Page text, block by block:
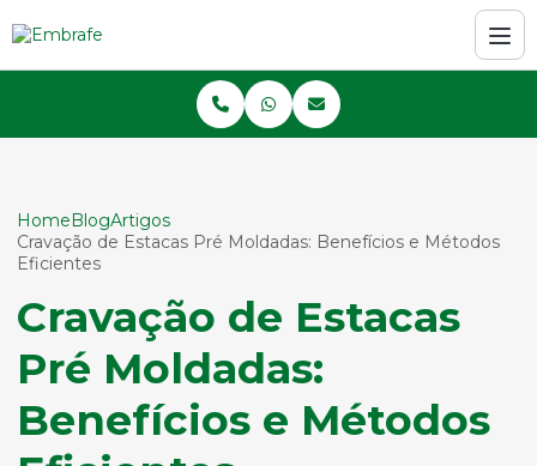
HomeBlogArtigos
Cravação de Estacas Pré Moldadas: Benefícios e Métodos
Eficientes
Cravação de Estacas
Pré Moldadas:
Benefícios e Métodos